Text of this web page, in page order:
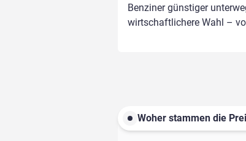
Benziner günstiger
wirtschaftlichere Wahl –
Woher stammen die